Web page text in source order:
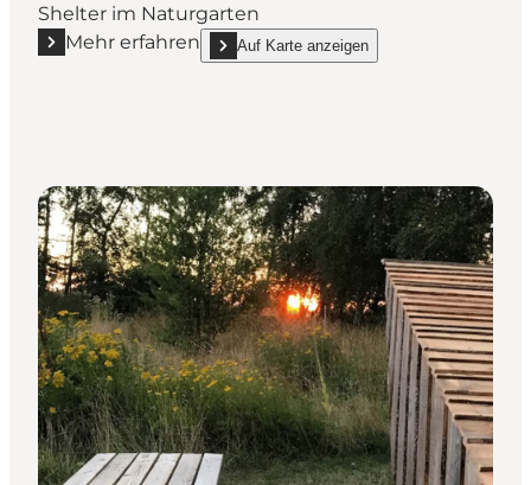
Shelter im Naturgarten
Mehr erfahren
Mehr erfahren "Brorjords Shelter"
Auf Karte anzeigen
show Brorjords Shelter on_map